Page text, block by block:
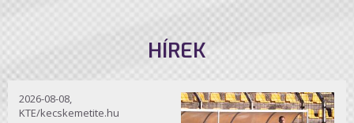
HÍREK
2026-08-08,
KTE/kecskemetite.hu